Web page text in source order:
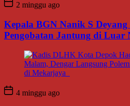
2 minggu ago
Kepala BGN Nanik S
Pengobatan Jantung di Luar
4 minggu ago